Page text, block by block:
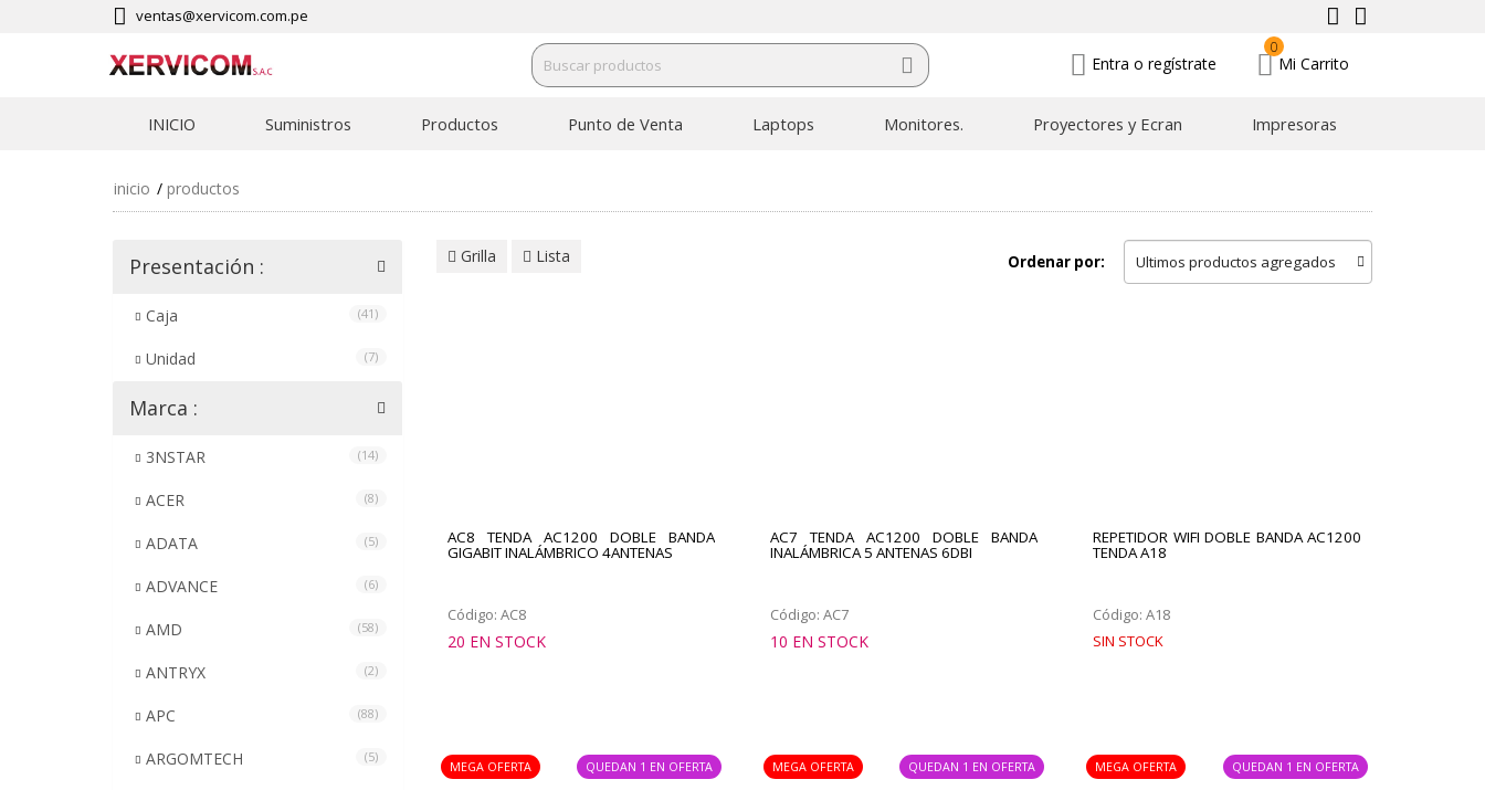
ventas@xervicom.com.pe
Entra o regístrate
0
Mi Carrito
INICIO Suministros Productos Punto de Venta Laptops Monitores. Proyectores y Ecran Impresoras
inicio productos
Presentación :
Caja (41)
Unidad (7)
Marca :
3NSTAR (14)
ACER (8)
ADATA (5)
ADVANCE (6)
AMD (58)
ANTRYX (2)
APC (88)
ARGOMTECH (5)
Grilla Lista Ordenar por:
AC8 TENDA AC1200 DOBLE BANDA
GIGABIT INALÁMBRICO 4ANTENAS
Código: AC8
20 EN STOCK
AC7 TENDA AC1200 DOBLE BANDA
INALÁMBRICA 5 ANTENAS 6DBI
Código: AC7
10 EN STOCK
REPETIDOR WIFI DOBLE BANDA AC1200
TENDA A18
Código: A18
SIN STOCK
MEGA OFERTA QUEDAN 1 EN OFERTA MEGA OFERTA QUEDAN 1 EN OFERTA MEGA OFERTA QUEDAN 1 EN OFERTA